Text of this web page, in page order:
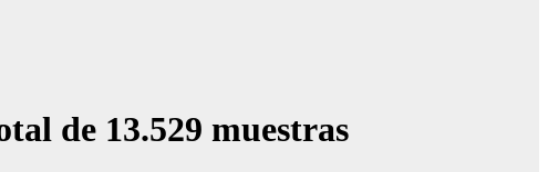
de 13.529 muestras